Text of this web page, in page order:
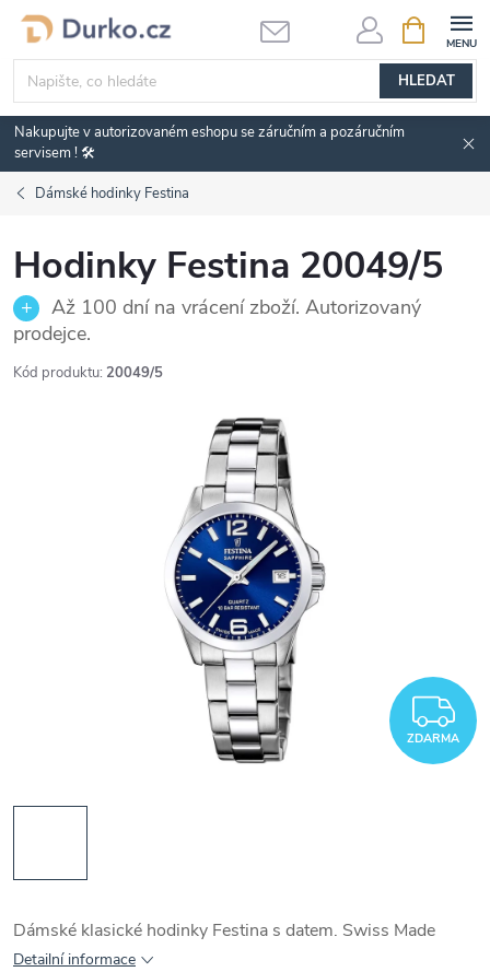
Přejít
obsah
HLEDAT
NÁKUPNÍ
KOŠÍK
Nakupujte v autorizovaném eshopu se záručním a pozáručním
servisem ! 🛠️
Dámské hodinky Festina
Hodinky Festina 20049/5
Až 100 dní na vrácení zboží. Autorizovaný
prodejce.
Kód produktu: 20049/5
ZDARMA
Dámské klasické hodinky Festina s datem. Swiss Made
Detailní informace